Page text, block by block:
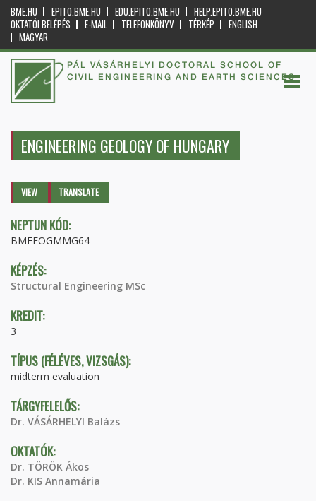
BME.HU EPITO.BME.HU EDU.EPITO.BME.HU
HELP.EPITO.BME.HU
OKTATÓI BELÉPÉS
E-MAIL TELEFONKÖNYV TÉRKÉP
ENGLISH
MAGYAR
PÁL VÁSÁRHELYI DOCTORAL SCHOOL OF
CIVIL ENGINEERING AND EARTH SCIENCES
ENGINEERING GEOLOGY OF HUNGARY
Primary tabs
VIEW (ACTIVETRANSLATE
NEPTUN KÓD:
BMEEOGMMG64
KÉPZÉS:
Structural Engineering MSc
KREDIT:
3
TÍPUS (FÉLÉVES, VIZSGÁS):
midterm evaluation
TÁRGYFELELŐS:
Dr. VÁSÁRHELYI Balázs
OKTATÓK:
Dr. TÖRÖK Ákos
Dr. KIS Annamária